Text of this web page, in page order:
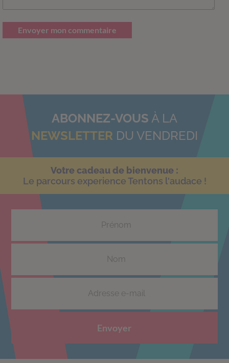
Envoyer mon commentaire
ABONNEZ-VOUS À LA
NEWSLETTER DU VENDREDI
Votre cadeau de bienvenue :
Le parcours experience Tentons l'audace !
Envoyer